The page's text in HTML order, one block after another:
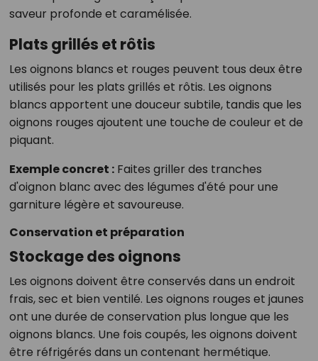
saveur profonde et caramélisée.
Plats grillés et rôtis
Les oignons blancs et rouges peuvent tous deux être
utilisés pour les plats grillés et rôtis. Les oignons
blancs apportent une douceur subtile, tandis que les
oignons rouges ajoutent une touche de couleur et de
piquant.
Exemple concret :Faites griller des tranches
d'oignon blanc avec des légumes d'été pour une
garniture légère et savoureuse.
Conservation et préparation
Stockage des oignons
Les oignons doivent être conservés dans un endroit
frais, sec et bien ventilé. Les oignons rouges et jaunes
ont une durée de conservation plus longue que les
oignons blancs. Une fois coupés, les oignons doivent
être réfrigérés dans un contenant hermétique.